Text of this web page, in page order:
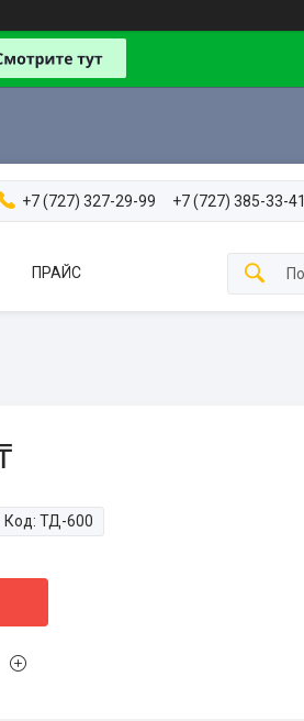
+7 (727) 327-29-99 +7 (727) 385-33-41
ПРАЙС
Код: ТД-600